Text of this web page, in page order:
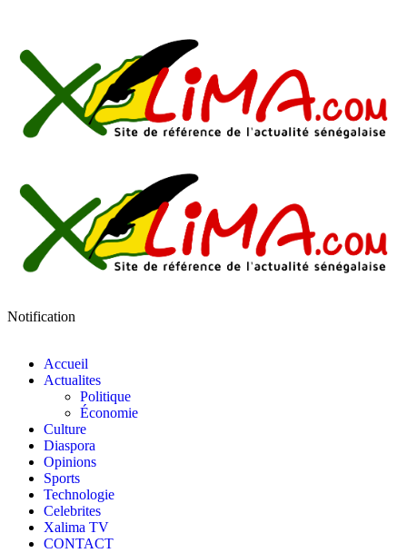
Notification
Accueil
Actualites
Politique
Économie
Culture
Diaspora
Opinions
Sports
Technologie
Celebrites
Xalima TV
CONTACT